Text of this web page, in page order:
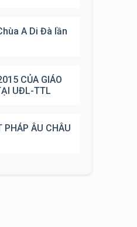
A Di Đà lần
CỦA GIÁO
UĐL-TTL
PHÁP ÂU CHÂU